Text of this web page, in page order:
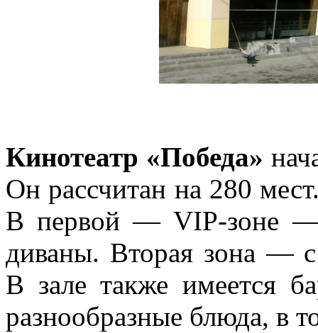
Кинотеатр «Победа»
Он рассчитан на 280
В первой — VIP-зоне —
диваны. Вторая зона —
В зале также имеется
разнообразные блюда, в